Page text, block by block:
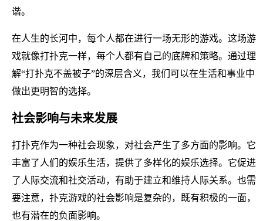
谐。
在人生的长河中，每个人都在进行一场无形的游戏。这场游
戏就像打扑克一样，每个人都有自己的底牌和策略。通过理
解“打扑克不盖被子”的深层含义，我们可以在生活和事业中
做出更明智的选择。
社会影响与未来发展
打扑克作为一种社会现象，对社会产生了多方面的影响。它
丰富了人们的娱乐生活，提供了多样化的娱乐选择。它促进
了人际交流和社交活动，有助于建立和维持人际关系。也需
要注意，扑克游戏的社会影响是复杂的，既有积极的一面，
也有潜在的负面影响。